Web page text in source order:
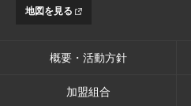
地図を見る
概要・活動方針
加盟組合